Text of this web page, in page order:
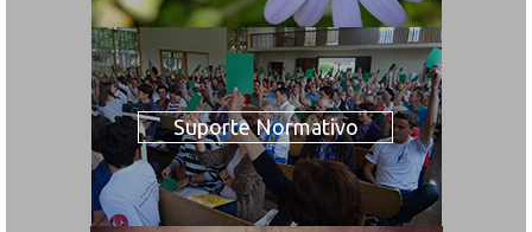
Suporte Normativo